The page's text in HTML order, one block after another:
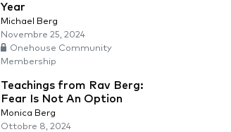
Year
Michael Berg
Novembre 25, 2024
Onehouse Community
Membership
Teachings from Rav Berg:
Fear Is Not An Option
Monica Berg
Ottobre 8, 2024